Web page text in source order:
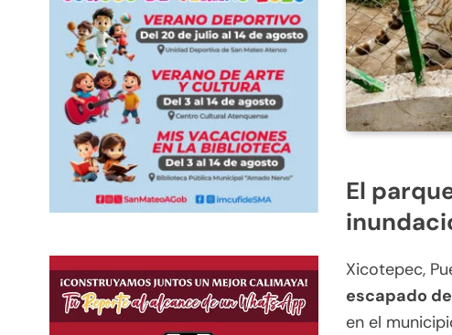
El
Xicotepec,
escapado
en el